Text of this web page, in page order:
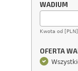
WADIUM
Kwota od [PLN]
OFERTA